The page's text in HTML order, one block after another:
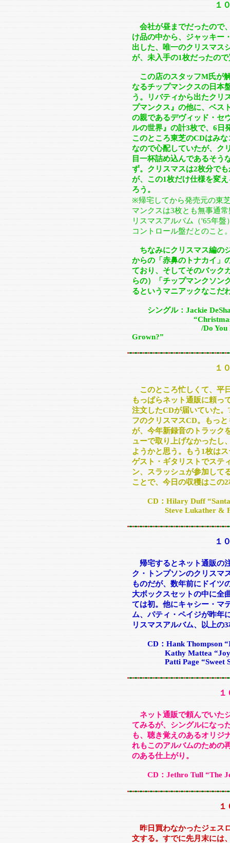
１
会社が昼までだったので
け品の中から、ジャッキー
出した、唯一のクリスマス
が、未入手の1枚だったの
この店のスタッフM氏が
なるチップマンクスの日本
う。リバティから出たクリ
プマンクス』の他に、ベス
の親であるデヴィッド・セ
ルの世界』の計3枚で、6日
このところ東芝のCDはみ
なので心配していたが、ク
目一杯詰め込んであるそう
ず。クリスマスは2枚分で
が、この1枚だけ仕様を変
ろう。
※帰宅してから発売元の東
マンクスは3枚とも無事通
リスマスアルバム（'65年
コントロール盤だとのこと
ちなみにクリスマス編の
からの「赤鼻のトナカイ」
ており、そしてそのバック
らの）「チップマンクソン
るというマニアックなこだ
シングル：Jackie
/Do You Know
Grown?”
１
このところ忙しくて、平
もっぱらネット通販に頼っ
注文したCDが届いていた
フのクリスマスCD。もっ
が、今年新録音のトラック
ューで取り上げなかったし
ようかと思う。もう1枚は
ゲスト・ギタリストでステ
ン、スラッシュが参加して
ことで、今日の収穫はこの
CD：Hilary Duff “Santa
Steve Lukather &
１
帰宅するとネット通販の
ク・トンプソンのクリスマ
ものだが、数年前にドイツ
大ボックスセットの中に全
ては初。他にキャシー・マ
ム、パティ・ペイジが昨年
リスマスアルバム、以上の
CD：Hank Thompson
Kathy Mattea “Joy
Patti Page “Sweet
ネット通販で頼んでいた
てみるが、シングルになっ
も、聴き覚えのあるオリジ
れもこのアルバムのための
のある仕上がり。
CD：Jethro Tull “The
昨日買わなかったジェス
文する。すでに先月末には